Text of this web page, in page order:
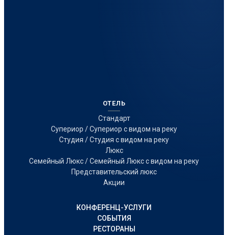
ОТЕЛЬ
Стандарт
Супериор / Супериор с видом на реку
Студия / Студия с видом на реку
Люкс
Семейный Люкс / Семейный Люкс с видом на реку
Представительский люкс
Акции
КОНФЕРЕНЦ-УСЛУГИ
СОБЫТИЯ
РЕСТОРАНЫ